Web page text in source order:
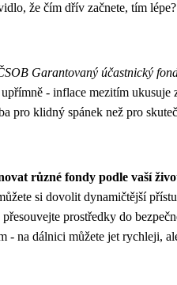
že čím dřív začnete, tím
Garantovaný účastnický
- inflace mezitím ukusuje
pro klidný spánek než pro
různé fondy podle vaší
si dovolit dynamičtější
prostředky do
- na dálnici můžete jet rychleji,